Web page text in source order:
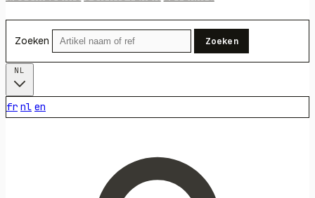
Zoeken Zoeken
fr nl en